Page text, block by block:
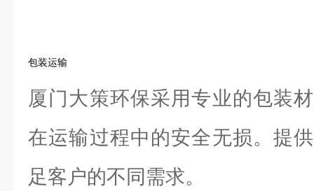
包装运输
厦门大策环保采用专业的包装
在运输过程中的安全无损。提
足客户的不同需求。